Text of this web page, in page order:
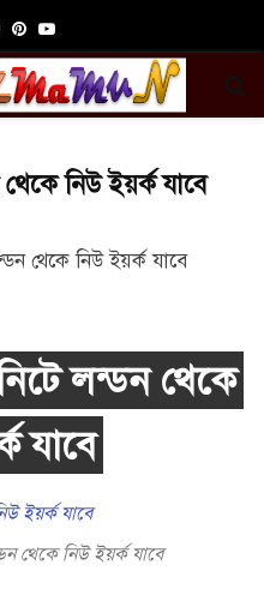
Pinterest
Youtube
নিউ ইয়র্ক যাবে
লন্ডন থেকে
যাবে
থেকে নিউ ইয়র্ক যাবে